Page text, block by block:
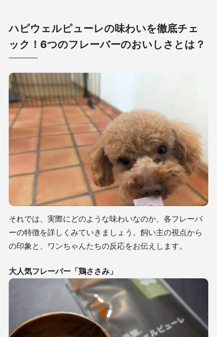
ハピウェルピューレの味わいを徹底チェ
ック！6つのフレーバーのおいしさとは？
それでは、実際にどのような味わいなのか、各フレーバ
ーの特徴を詳しくみていきましょう。飼い主の視点から
の印象と、ワンちゃんたちの反応をお伝えします。
大人気フレーバー「鶏ささみ」